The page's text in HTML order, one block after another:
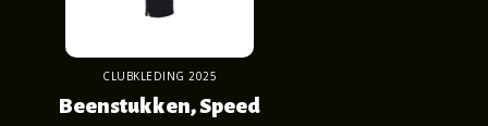
CLUBKLEDING 2025
Beenstukken, Speed